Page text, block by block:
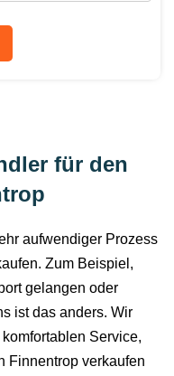
für den
aufwendiger Prozess
Zum Beispiel,
gelangen oder
ist das anders. Wir
Service,
Finnentrop verkaufen